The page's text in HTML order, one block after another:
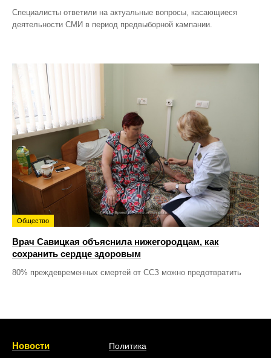
Специалисты ответили на актуальные вопросы, касающиеся
деятельности СМИ в период предвыборной кампании.
Общество
Врач Савицкая объяснила нижегородцам, как
сохранить сердце здоровым
80% преждевременных смертей от ССЗ можно предотвратить
Новости
Политика